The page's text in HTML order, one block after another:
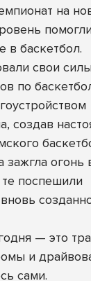
на
в баскетбол.
свои
по
создав
зажгла огонь
поспешили
— это
и
сами.